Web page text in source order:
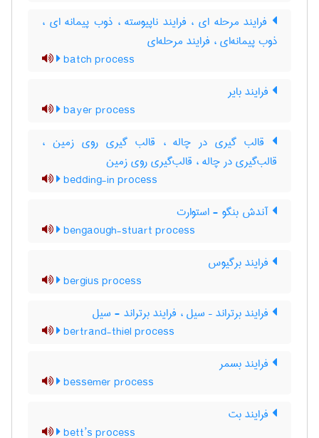
فرایند مرحله ای ، فرایند ناپیوسته ، ذوب پیمانه ای ،
ذوب پیمانه‌ای ، فرایند مرحله‌ای
batch process
فرایند بایر
bayer process
قالب گیری در چاله ، قالب گیری روی زمین ،
قالب‌گیری در چاله ، قالب‌گیری روی زمین
bedding-in process
آندش بنگو - استوارت
bengaough-stuart process
فرایند برگیوس
bergius process
فرایند برتراند – سیل ، فرایند برتراند - سیل
bertrand-thiel process
فرایند بسمر
bessemer process
فرایند بت
bett’s process